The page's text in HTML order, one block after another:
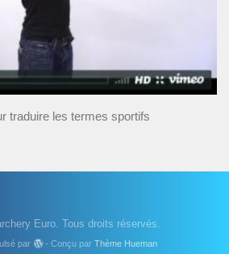
traduire les termes sportifs
Euro. Tous droits réservés.
par - Conçu par Thème Hueman